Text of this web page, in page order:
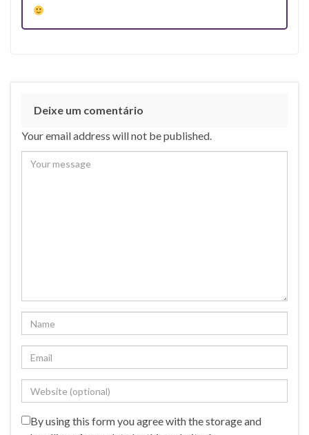
Deixe um comentário
Your email address will not be published.
By using this form you agree with the storage and